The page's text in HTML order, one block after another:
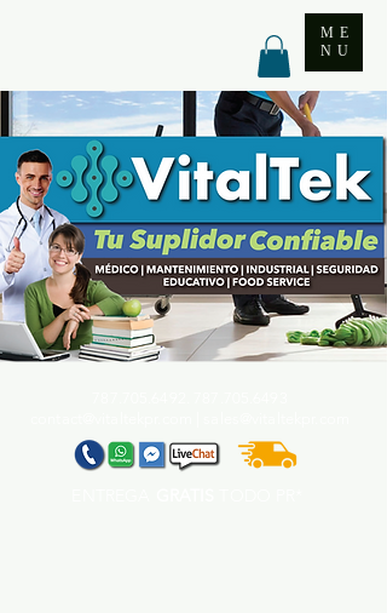
ME
NU